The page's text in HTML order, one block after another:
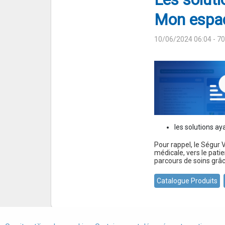
Mon
10/06/2024 06:04 -
les solutions
Pour rappel, le Ségur
médicale, vers le
parcours de soins
Catalogue Produits